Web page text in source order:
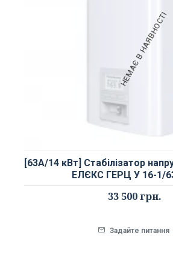
НЕМАЄ В НАЯВНОСТІ
[63А/14 кВт] Стабілізатор
ЕЛЄКС ГЕРЦ У 16-1/
33 500 грн.
Задайте питання